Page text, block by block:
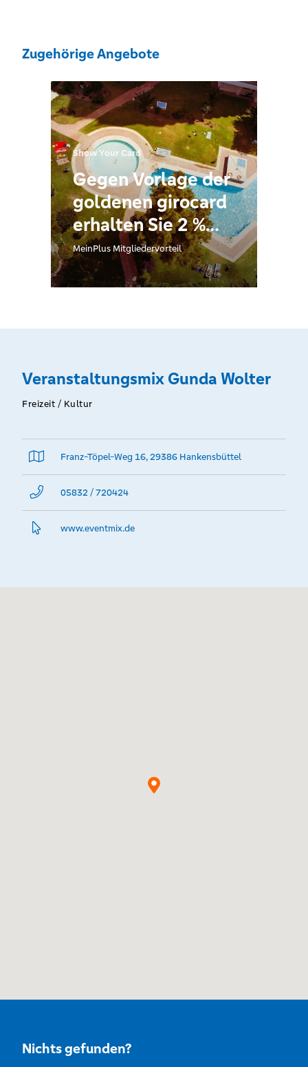
Zugehörige Angebote
Show Your Card
Gegen Vorlage der
goldenen girocard
erhalten Sie 2 %
Rabatt auf den
Auftragswert.
MeinPlus Mitgliedervorteil
Veranstaltungsmix Gunda Wolter
Freizeit / Kultur
Franz-Töpel-Weg 16, 29386 Hankensbüttel
05832 / 720424
www.­eventmix.­de
Nichts gefunden?